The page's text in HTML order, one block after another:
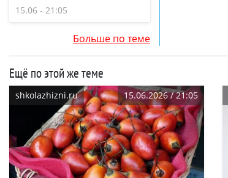
15.06 - 21:05
Больше по теме
Ещё по этой же теме
shkolazhizni.ru 15.06.2026 / 21:05